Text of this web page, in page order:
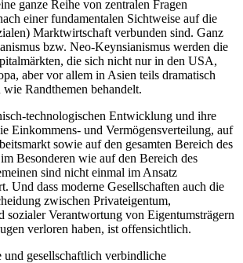
ganze Reihe von zentralen Fragen
einer fundamentalen Sichtweise auf die
Marktwirtschaft verbunden sind. Ganz
bzw. Neo-Keynsianismus werden die
die sich nicht nur in den USA,
aber vor allem in Asien teils dramatisch
Randthemen behandelt.
technologischen Entwicklung und ihre
Einkommens- und Vermögensverteilung, auf
sowie auf den gesamten Bereich des
Besonderen wie auf den Bereich des
sind nicht einmal im Ansatz
Und dass moderne Gesellschaften auch die
zwischen Privateigentum,
sozialer Verantwortung von Eigentumsträgern
verloren haben, ist offensichtlich.
und gesellschaftlich verbindliche